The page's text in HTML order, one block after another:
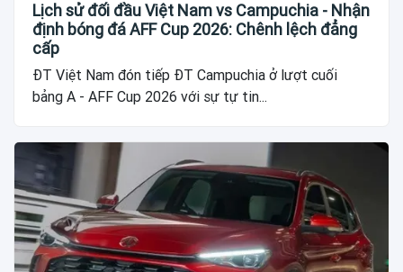
Lịch sử đối đầu Việt Nam vs Campuchia - Nhận
định bóng đá AFF Cup 2026: Chênh lệch đẳng
cấp
ĐT Việt Nam đón tiếp ĐT Campuchia ở lượt cuối
bảng A - AFF Cup 2026 với sự tự tin...